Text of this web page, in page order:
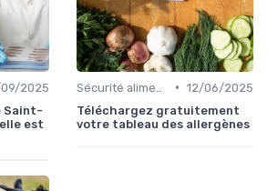
2025
Saint-
est
• 12/06/2025
Téléchargez gratuitement
votre tableau des allergènes